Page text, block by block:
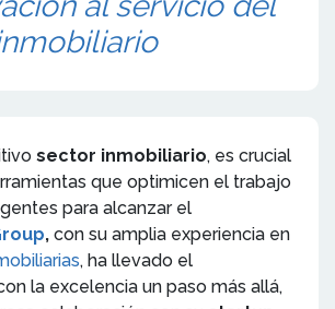
sector inmobiliario, es crucial
que optimicen el trabajo
para alcanzar el
, con su amplia experiencia en
, ha llevado el
la excelencia un paso más allá,